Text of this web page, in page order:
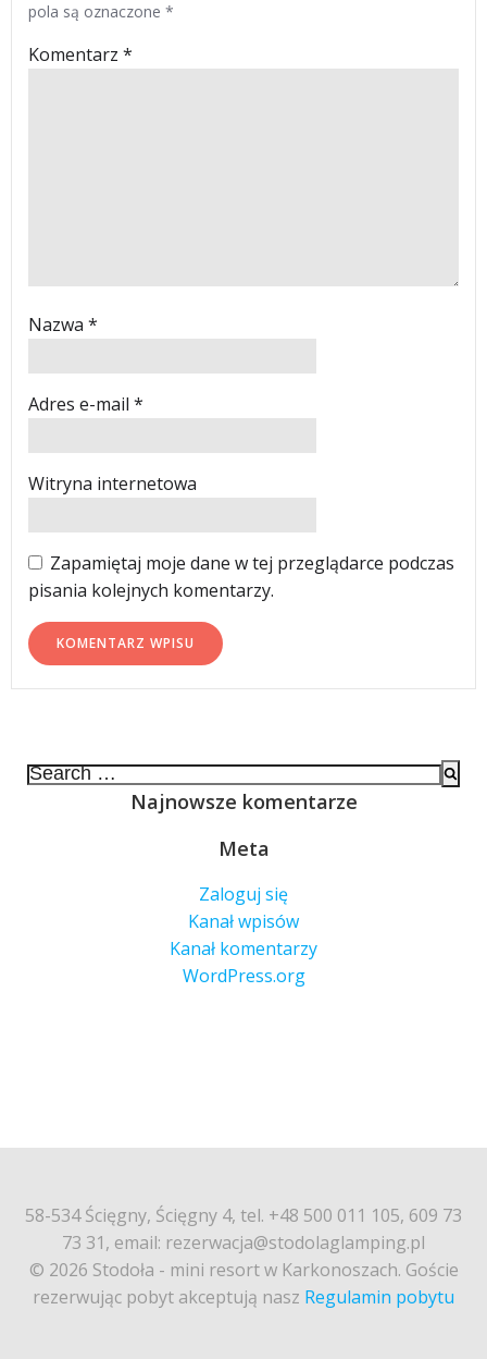
pola są oznaczone *
Komentarz *
Nazwa *
Adres e-mail *
Witryna internetowa
Zapamiętaj moje dane w tej przeglądarce podczas
pisania kolejnych komentarzy.
Search
Najnowsze komentarze
Meta
Zaloguj się
Kanał wpisów
Kanał komentarzy
WordPress.org
58-534 Ścięgny, Ścięgny 4, tel. +48 500 011 105, 609 73
73 31, email: rezerwacja@stodolaglamping.pl
© 2026 Stodoła - mini resort w Karkonoszach. Goście
rezerwując pobyt akceptują nasz Regulamin pobytu